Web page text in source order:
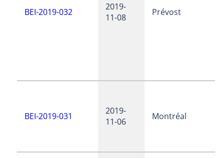
BEI-2019-032
2019-
11-08
Prévost
BEI-2019-031
2019-
11-06
Montréal